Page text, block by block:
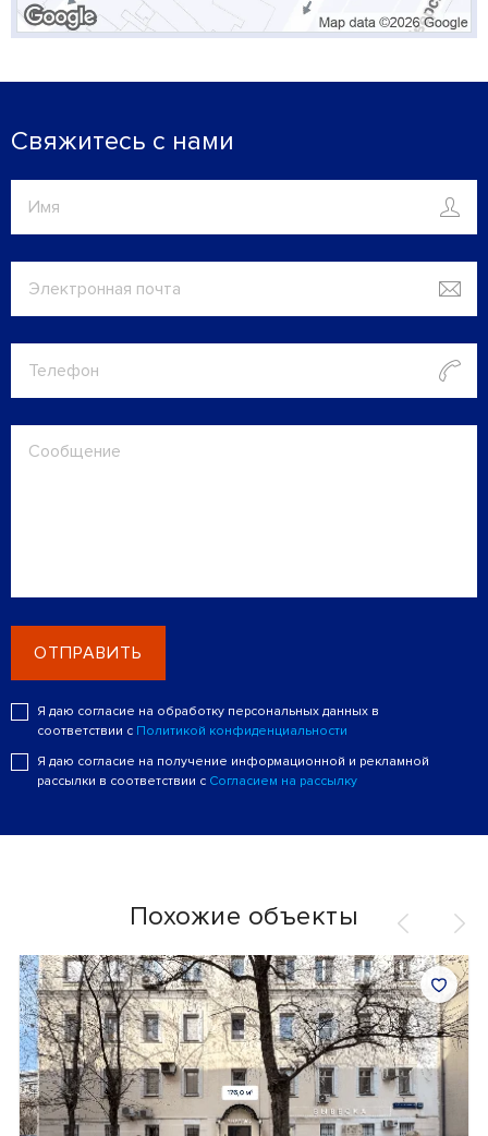
Свяжитесь с нами
ОТПРАВИТЬ
Я даю согласие на обработку персональных данных в
соответствии с Политикой конфиденциальности
Я даю согласие на получение информационной и рекламной
рассылки в соответствии с Согласием на рассылку
Похожие объекты